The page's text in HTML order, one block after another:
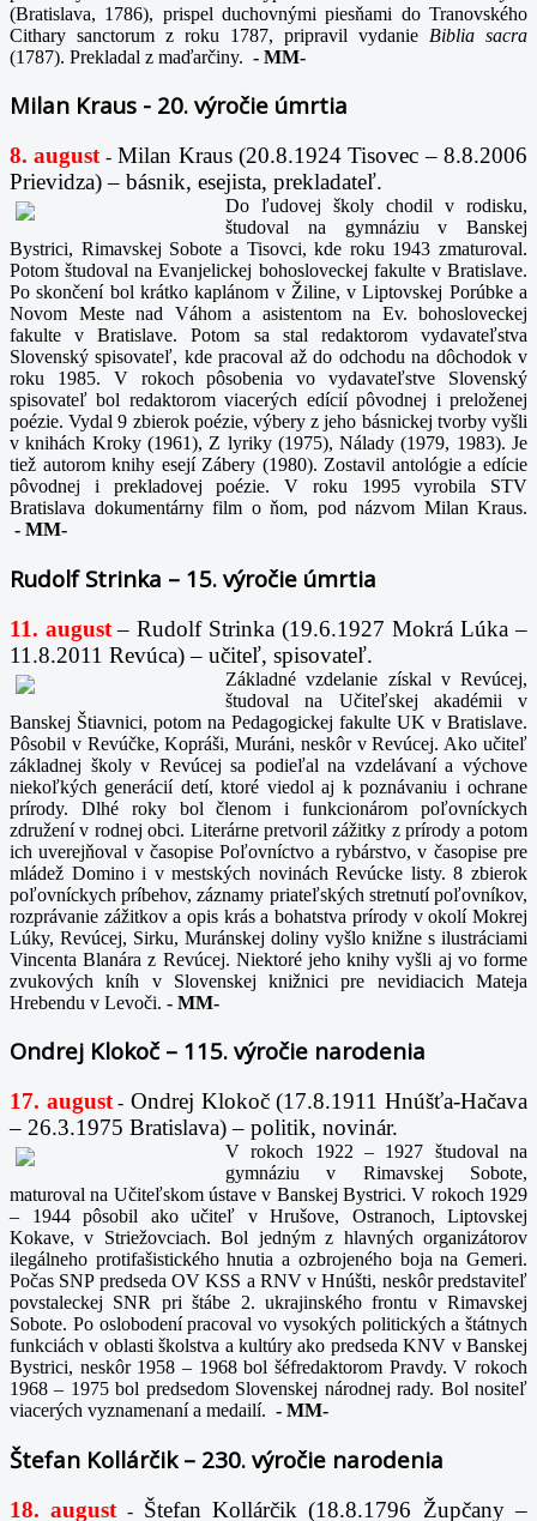
(Bratislava, 1786), prispel duchovnými piesňami do Tranovského
Cithary sanctorum z roku 1787, pripravil vydanie Biblia sacra
(1787). Prekladal z maďarčiny. - MM-
Milan Kraus - 20. výročie úmrtia
8. august -Milan Kraus (20.8.1924 Tisovec – 8.8.2006
Prievidza) – básnik, esejista, prekladateľ.
Do ľudovej školy chodil v rodisku,
študoval na gymnáziu v Banskej
Bystrici, Rimavskej Sobote a Tisovci, kde roku 1943 zmaturoval.
Potom študoval na Evanjelickej bohosloveckej fakulte v Bratislave.
Po skončení bol krátko kaplánom v Žiline, v Liptovskej Porúbke a
Novom Meste nad Váhom a asistentom na Ev. bohosloveckej
fakulte v Bratislave. Potom sa stal redaktorom vydavateľstva
Slovenský spisovateľ, kde pracoval až do odchodu na dôchodok v
roku 1985. V rokoch pôsobenia vo vydavateľstve Slovenský
spisovateľ bol redaktorom viacerých edícií pôvodnej i preloženej
poézie. Vydal 9 zbierok poézie, výbery z jeho básnickej tvorby vyšli
v knihách Kroky (1961), Z lyriky (1975), Nálady (1979, 1983). Je
tiež autorom knihy esejí Zábery (1980). Zostavil antológie a edície
pôvodnej i prekladovej poézie. V roku 1995 vyrobila STV
Bratislava dokumentárny film o ňom, pod názvom Milan Kraus.
- MM-
Rudolf Strinka – 15. výročie úmrtia
11. august – Rudolf Strinka (19.6.1927 Mokrá Lúka –
11.8.2011 Revúca) – učiteľ, spisovateľ.
Základné vzdelanie získal v Revúcej,
študoval na Učiteľskej akadémii v
Banskej Štiavnici, potom na Pedagogickej fakulte UK v Bratislave.
Pôsobil v Revúčke, Kopráši, Muráni, neskôr v Revúcej. Ako učiteľ
základnej školy v Revúcej sa podieľal na vzdelávaní a výchove
niekoľkých generácií detí, ktoré viedol aj k poznávaniu i ochrane
prírody. Dlhé roky bol členom i funkcionárom poľovníckych
združení v rodnej obci. Literárne pretvoril zážitky z prírody a potom
ich uverejňoval v časopise Poľovníctvo a rybárstvo, v časopise pre
mládež Domino i v mestských novinách Revúcke listy. 8 zbierok
poľovníckych príbehov, záznamy priateľských stretnutí poľovníkov,
rozprávanie zážitkov a opis krás a bohatstva prírody v okolí Mokrej
Lúky, Revúcej, Sirku, Muránskej doliny vyšlo knižne s ilustráciami
Vincenta Blanára z Revúcej. Niektoré jeho knihy vyšli aj vo forme
zvukových kníh v Slovenskej knižnici pre nevidiacich Mateja
Hrebendu v Levoči. - MM-
Ondrej Klokoč – 115. výročie narodenia
17. august- Ondrej Klokoč (17.8.1911 Hnúšťa-Hačava
– 26.3.1975 Bratislava) – politik, novinár.
V rokoch 1922 – 1927 študoval na
gymnáziu v Rimavskej Sobote,
maturoval na Učiteľskom ústave v Banskej Bystrici. V rokoch 1929
– 1944 pôsobil ako učiteľ v Hrušove, Ostranoch, Liptovskej
Kokave, v Striežovciach. Bol jedným z hlavných organizátorov
ilegálneho protifašistického hnutia a ozbrojeného boja na Gemeri.
Počas SNP predseda OV KSS a RNV v Hnúšti, neskôr predstaviteľ
povstaleckej SNR pri štábe 2. ukrajinského frontu v Rimavskej
Sobote. Po oslobodení pracoval vo vysokých politických a štátnych
funkciách v oblasti školstva a kultúry ako predseda KNV v Banskej
Bystrici, neskôr 1958 – 1968 bol šéfredaktorom Pravdy. V rokoch
1968 – 1975 bol predsedom Slovenskej národnej rady. Bol nositeľ
viacerých vyznamenaní a medailí. - MM-
Štefan Kollárčik – 230. výročie narodenia
18. august -
Štefan Kollárčik (18.8.1796 Župčany –